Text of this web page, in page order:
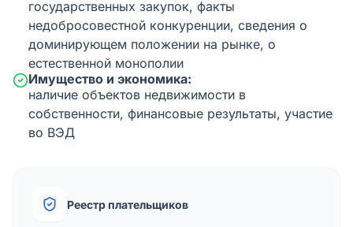
государственных закупок, факты
недобросовестной конкуренции, сведения о
доминирующем положении на рынке, о
естественной монополии
Имущество и экономика:
наличие объектов недвижимости в
собственности, финансовые результаты, участие
во ВЭД
Реестр плательщиков